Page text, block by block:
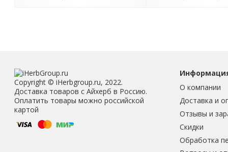
Copyright © iHerbgroup.ru, 2022.
Доставка товаров с Айхерб в Россию.
Оплатить товары можно российской
картой
О компании
Доставка и
Отзывы и
Скидки
Обработка